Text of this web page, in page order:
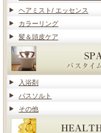
ヘアミスト/ エッセンス
カラーリング
髪＆頭皮ケア
入浴剤
バスソルト
その他